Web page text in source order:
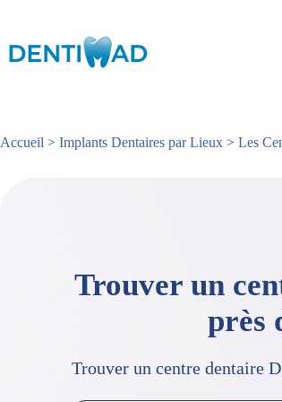
Accueil > Implants Dentaires par Lieux > Les
Trouver un
près
Trouver un centre dentaire